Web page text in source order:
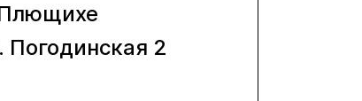
Погодинская 2